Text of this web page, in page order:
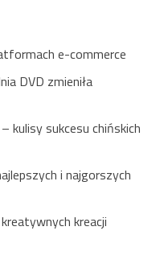
e-commerce
DVD zmieniła
kulisy sukcesu chińskich
i najgorszych
kreacji